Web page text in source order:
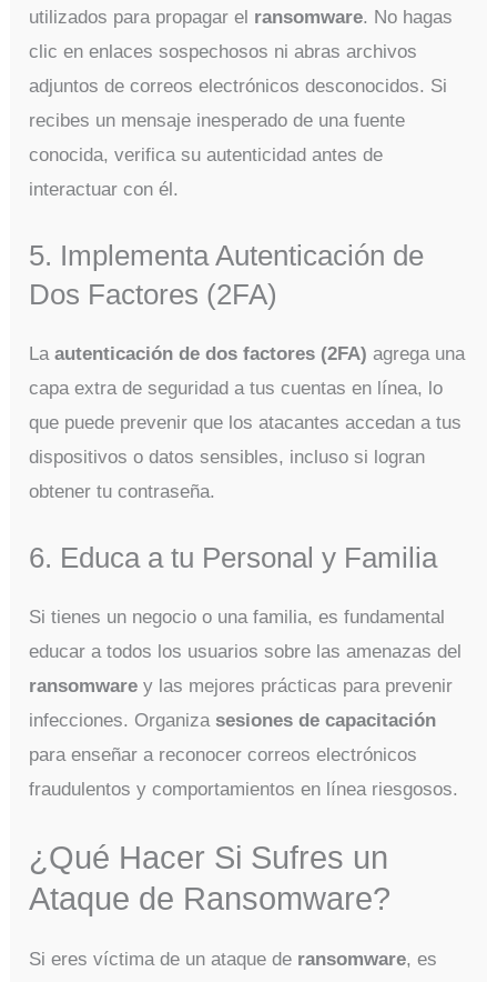
utilizados para propagar el ransomware. No hagas
clic en enlaces sospechosos ni abras archivos
adjuntos de correos electrónicos desconocidos. Si
recibes un mensaje inesperado de una fuente
conocida, verifica su autenticidad antes de
interactuar con él.
5. Implementa Autenticación de
Dos Factores (2FA)
Laautenticación de dos factores (2FA) agrega una
capa extra de seguridad a tus cuentas en línea, lo
que puede prevenir que los atacantes accedan a tus
dispositivos o datos sensibles, incluso si logran
obtener tu contraseña.
6. Educa a tu Personal y Familia
Si tienes un negocio o una familia, es fundamental
educar a todos los usuarios sobre las amenazas del
ransomware y las mejores prácticas para prevenir
infecciones. Organiza sesiones de capacitación
para enseñar a reconocer correos electrónicos
fraudulentos y comportamientos en línea riesgosos.
¿Qué Hacer Si Sufres un
Ataque de Ransomware?
Si eres víctima de un ataque de ransomware, es